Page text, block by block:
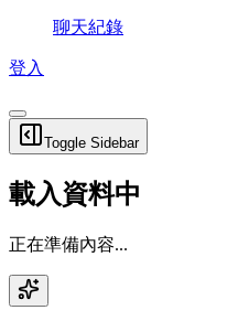
聊天紀錄
登入
Toggle Sidebar
載入資料中
正在準備內容...